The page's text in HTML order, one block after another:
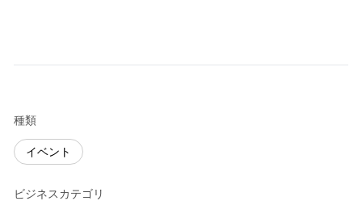
種類
イベント
ビジネスカテゴリ